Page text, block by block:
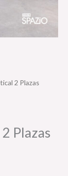
2 Plazas
Plazas